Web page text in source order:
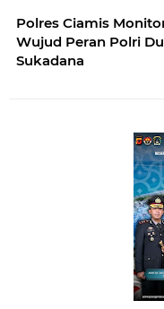
Polres Ciamis
Wujud Peran Polri
Sukadana